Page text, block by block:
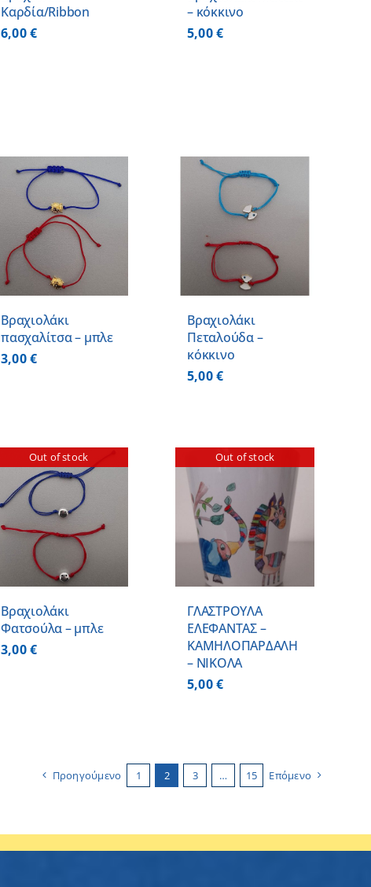
Καρδία/Ribbon
6,00€
– κόκκινο
5,00€
Βραχιολάκι
πασχαλίτσα – μπλε
3,00€
ΠΡΟΣΘΗΚΗ ΣΤΟ
ΚΑΛΑΘΙ
ΛΕΠΤΟΜΕΡΕΙΕΣ
Βραχιολάκι
Πεταλούδα –
κόκκινο
5,00€
Out of stock
Βραχιολάκι
Φατσούλα – μπλε
3,00€
Out of stock
ΛΕΠΤΟΜΕΡΕΙΕΣ
ΓΛΑΣΤΡΟΥΛΑ
ΕΛΕΦΑΝΤΑΣ –
ΚΑΜΗΛΟΠΑΡΔΑΛΗ
– ΝΙΚΟΛΑ
5,00€
Προηγούμενο 1 2 3 … 15 Επόμενο